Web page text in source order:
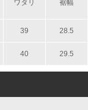
ワタリ 裾幅
39 28.5
40 29.5